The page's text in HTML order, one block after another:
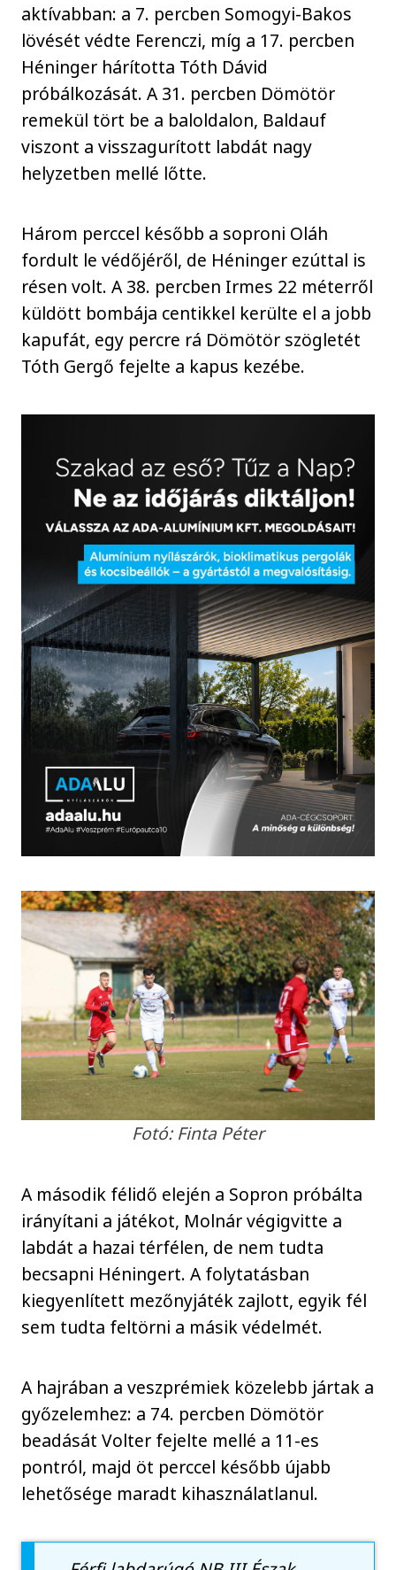
aktívabban: a 7. percben Somogyi-Bakos
lövését védte Ferenczi, míg a 17. percben
Héninger hárította Tóth Dávid
próbálkozását. A 31. percben Dömötör
remekül tört be a baloldalon, Baldauf
viszont a visszagurított labdát nagy
helyzetben mellé lőtte.
Három perccel később a soproni Oláh
fordult le védőjéről, de Héninger ezúttal is
résen volt. A 38. percben Irmes 22 méterről
küldött bombája centikkel kerülte el a jobb
kapufát, egy percre rá Dömötör szögletét
Tóth Gergő fejelte a kapus kezébe.
Fotó: Finta Péter
A második félidő elején a Sopron próbálta
irányítani a játékot, Molnár végigvitte a
labdát a hazai térfélen, de nem tudta
becsapni Héningert. A folytatásban
kiegyenlített mezőnyjáték zajlott, egyik fél
sem tudta feltörni a másik védelmét.
A hajrában a veszprémiek közelebb jártak a
győzelemhez: a 74. percben Dömötör
beadását Volter fejelte mellé a 11-es
pontról, majd öt perccel később újabb
lehetősége maradt kihasználatlanul.